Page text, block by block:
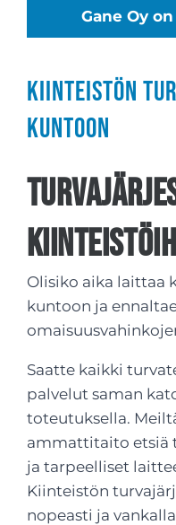
Gane Oy
Kiinteistön
kuntoon
Olisiko aika laittaa
kuntoon ja
Saatte kaikki
palvelut saman
toteutuksella.
ammattitaito etsiä
ja tarpeelliset
Kiinteistön
nopeasti ja